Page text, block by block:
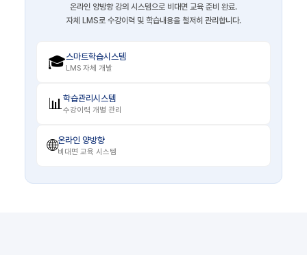
온라인 양방향 강의 시스템으로 비대면 교육 준비 완료.
자체 LMS로 수강이력 및 학습내용을 철저히 관리합니다.
🎓스마트학습시스템
LMS 자체 개발
📊 학습관리시스템
수강이력 개별 관리
🌐온라인 양방향
비대면 교육 시스템